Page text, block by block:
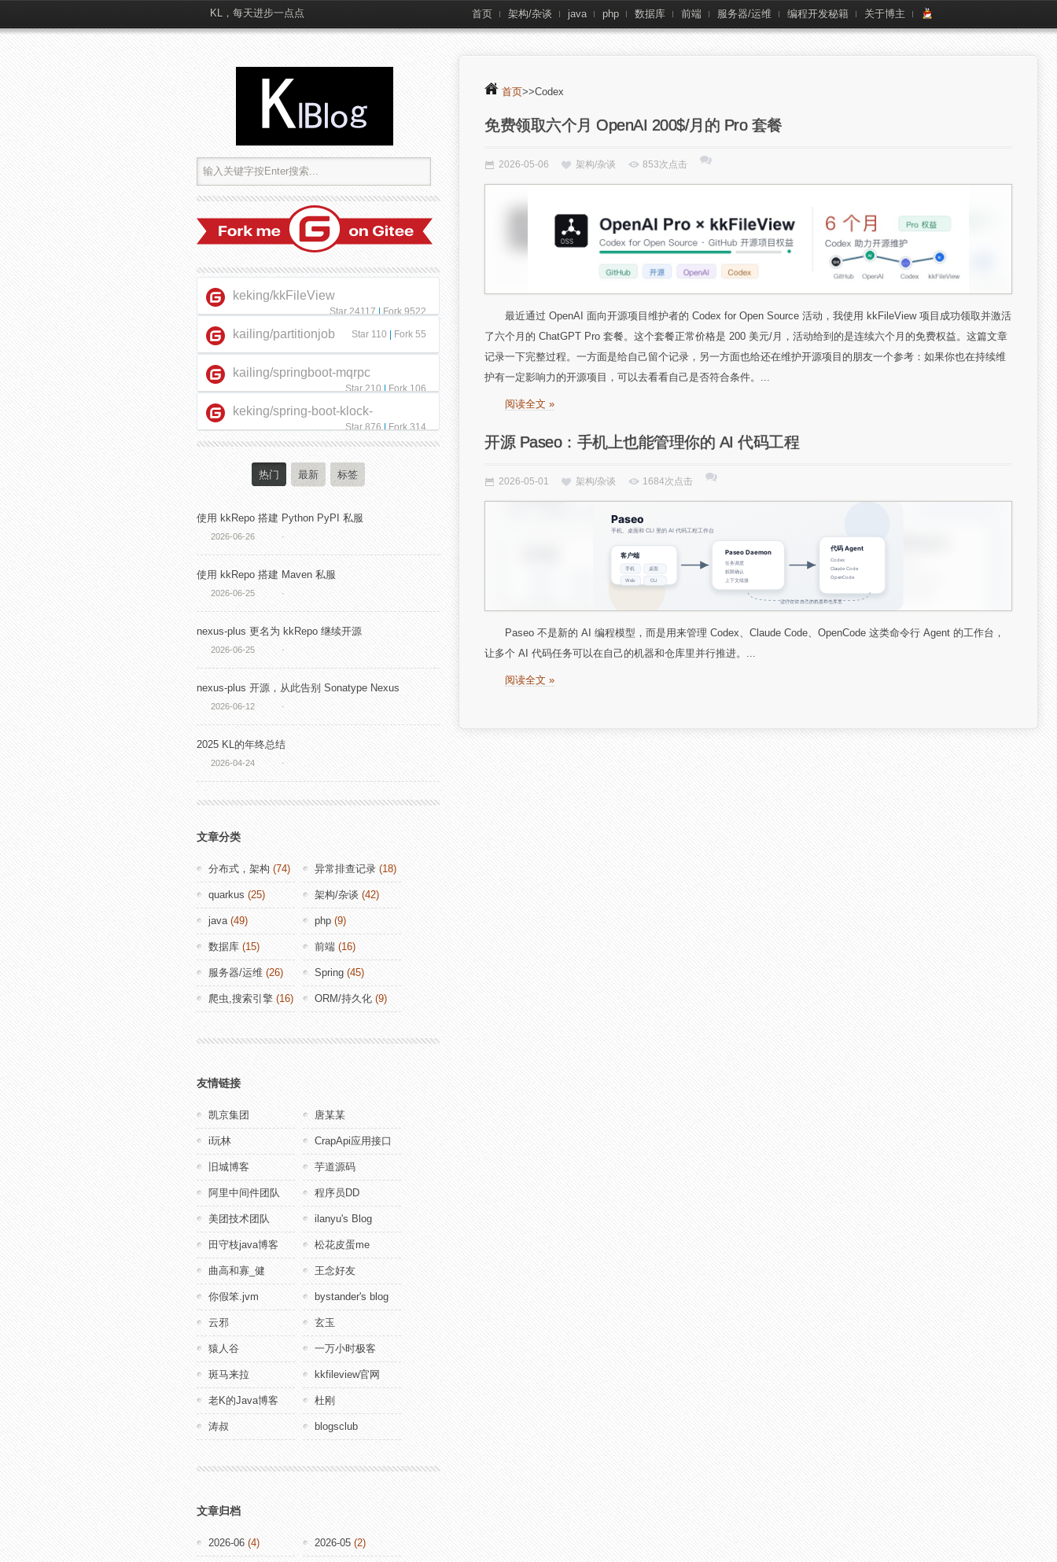
KL，每天进步一点点 首页 架构/杂谈 java php 数据库 前端 服务器/运维 编程开发秘籍 关于博主
首页>>Codex
免费领取六个月 OpenAI 200$/月的 Pro 套餐
2026-05-06 架构/杂谈 853次点击
最近通过 OpenAI 面向开源项目维护者的 Codex for Open Source 活动，我使用 kkFileView 项目成功领取并激活
了六个月的 ChatGPT Pro 套餐。这个套餐正常价格是 200 美元/月，活动给到的是连续六个月的免费权益。这篇文章
记录一下完整过程。一方面是给自己留个记录，另一方面也给还在维护开源项目的朋友一个参考：如果你也在持续维
护有一定影响力的开源项目，可以去看看自己是否符合条件。...
阅读全文 »
开源 Paseo：手机上也能管理你的 AI 代码工程
2026-05-01 架构/杂谈 1684次点击
Paseo 不是新的 AI 编程模型，而是用来管理 Codex、Claude Code、OpenCode 这类命令行 Agent 的工作台，
让多个 AI 代码任务可以在自己的机器和仓库里并行推进。...
阅读全文 »
keking/kkFileView
Star 24117|Fork 9522
kailing/partitionjob Star 110 Fork 55
kailing/springboot-mqrpc
Star 210|Fork 106
keking/spring-boot-klock-
starter
Star 876|Fork 314
热门 最新 标签
使用 kkRepo 搭建 Python PyPI 私服
2026-06-26 ·
使用 kkRepo 搭建 Maven 私服
2026-06-25 ·
nexus-plus 更名为 kkRepo 继续开源
2026-06-25 ·
nexus-plus 开源，从此告别 Sonatype Nexus
2026-06-12 ·
2025 KL的年终总结
2026-04-24 ·
文章分类
分布式，架构 (74) 异常排查记录 (18)
quarkus (25) 架构/杂谈 (42)
java(49) php (9)
数据库 (15) 前端 (16)
服务器/运维 (26) Spring (45)
爬虫,搜索引擎 (16) ORM/持久化 (9)
友情链接
凯京集团 唐某某
i玩林 CrapApi应用接口
旧城博客 芋道源码
阿里中间件团队 程序员DD
美团技术团队 ilanyu's Blog
田守枝java博客 松花皮蛋me
曲高和寡_健 王念好友
你假笨.jvm bystander's blog
云邪 玄玉
猿人谷 一万小时极客
斑马来拉 kkfileview官网
老K的Java博客 杜刚
涛叔 blogsclub
文章归档
2026-06 (4) 2026-05 (2)